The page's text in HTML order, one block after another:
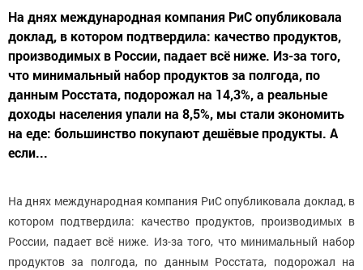
На днях международная компания РиС опубликовала
доклад, в котором подтвердила: качество продуктов,
производимых в России, падает всё ниже. Из-за того,
что минимальный набор продуктов за полгода, по
данным Росстата, подорожал на 14,3%, а реальные
доходы населения упали на 8,5%, мы стали экономить
на еде: большинство покупают дешёвые продукты. А
если...
На днях международная компания РиС опубликовала доклад, в
котором подтвердила: качество продуктов, производимых в
России, падает всё ниже. Из-за того, что минимальный набор
продуктов за полгода, по данным Росстата, подорожал на